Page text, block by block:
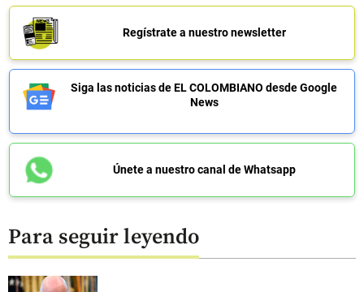
Regístrate a nuestro newsletter
Siga las noticias de EL COLOMBIANO desde Google
News
Únete a nuestro canal de Whatsapp
Para seguir leyendo